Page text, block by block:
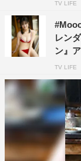
TV LIFE
レン
ン』
TV LIFE